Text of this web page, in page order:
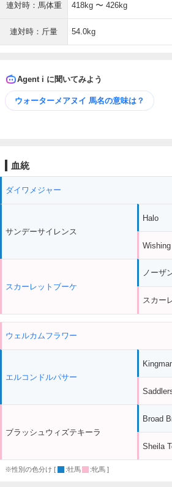
連対時：馬体重 418kg 〜 426kg
連対時：斤量 54.0kg
Agent i に聞いてみよう
ウォーターメアヌイ 馬名の意味は？
血統
ダイワメジャー
サンデーサイレンス
スカーレットブーケ
Halo
ノーザ
スカー
ウェルカムフラワー
エルコンドルパサー
ブラッシュウィズテキーラ
Broad
Sheila
※性別の色分け [ :牡馬 :牝馬 ]